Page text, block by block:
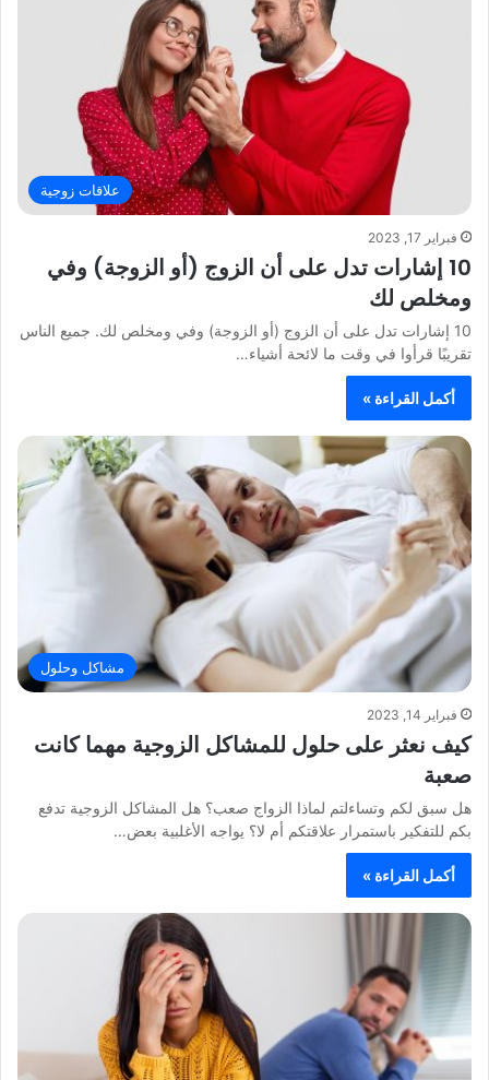
علاقات زوجية
فبراير 17, 2023
10 إشارات تدل على أن الزوج (أو الزوجة) وفي
ومخلص لك
10 إشارات تدل على أن الزوج (أو الزوجة) وفي ومخلص لك. جميع الناس
تقريبًا قرأوا في وقت ما لائحة أشياء…
أكمل القراءة »
مشاكل وحلول
فبراير 14, 2023
كيف نعثر على حلول للمشاكل الزوجية مهما كانت
صعبة
هل سبق لكم وتساءلتم لماذا الزواج صعب؟ هل المشاكل الزوجية تدفع
بكم للتفكير باستمرار علاقتكم أم لا؟ يواجه الأغلبية بعض…
أكمل القراءة »